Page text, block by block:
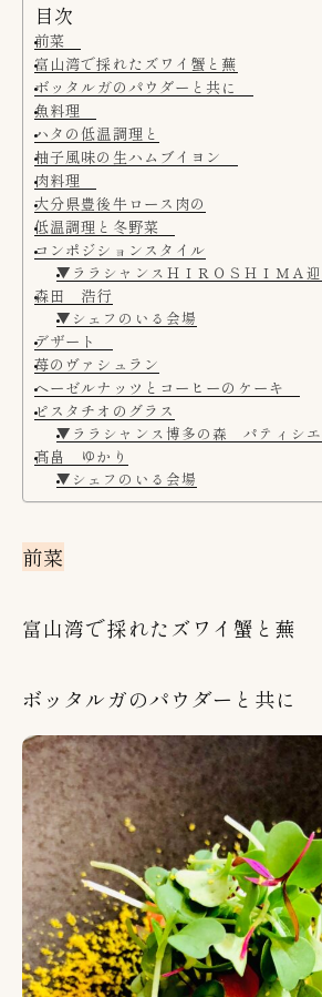
目次
前菜
富山湾で採れたズワイ蟹と蕪
ボッタルガのパウダーと共に
魚料理
ハタの低温調理と
柚子風味の生ハムブイヨン
肉料理
大分県豊後牛ロース肉の
低温調理と冬野菜
コンポジションスタイル
▼ララシャンスＨＩＲＯＳＨＩＭＡ
森田 浩行
▼シェフのいる会場
デザート
苺のヴァシュラン
ヘーゼルナッツとコーヒーのケーキ
ピスタチオのグラス
▼ララシャンス博多の森 パティシ
髙畠 ゆかり
▼シェフのいる会場
前菜
富山湾で採れたズワイ蟹と蕪
ボッタルガのパウダーと共に